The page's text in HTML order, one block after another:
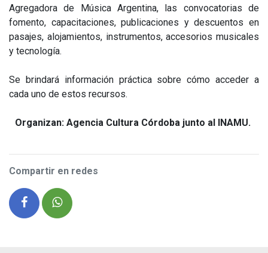
Agregadora de Música Argentina, las convocatorias de
fomento, capacitaciones, publicaciones y descuentos en
pasajes, alojamientos, instrumentos, accesorios musicales
y tecnología.
Se brindará información práctica sobre cómo acceder a
cada uno de estos recursos.
Organizan: Agencia Cultura Córdoba junto al INAMU.
Compartir en redes